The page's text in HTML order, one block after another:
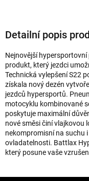
Detailní popis
Nejnovější
produkt, který jezdci
Technická vylepšení S22
získala nový dezén
jezdců hypersportů.
motocyklu kombinované
poskytuje maximální
nové směsi činí vlajkovou
nekompromisní na suchu
ovladatelnosti. Battlax
který posune vaše